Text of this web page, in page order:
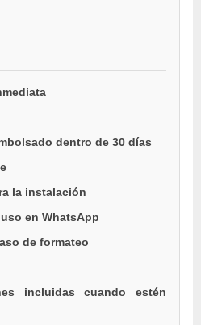
dentro de 30 días
la instalación
en WhatsApp
de formateo
incluidas cuando estén